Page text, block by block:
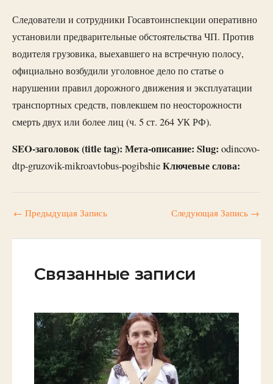
Следователи и сотрудники Госавтоинспекции оперативно
установили предварительные обстоятельства ЧП. Против
водителя грузовика, выехавшего на встречную полосу,
официально возбудили уголовное дело по статье о
нарушении правил дорожного движения и эксплуатации
транспортных средств, повлекшем по неосторожности
смерть двух или более лиц (ч. 5 ст. 264 УК РФ).
SEO-заголовок (title tag): Мета-описание: Slug: odincovo-
dtp-gruzovik-mikroavtobus-pogibshieКлючевые слова:
← Предыдущая Запись Следующая Запись →
Связанные записи